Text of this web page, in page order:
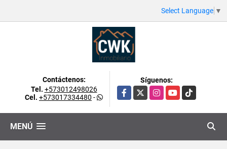
Select Language ▼
Contáctenos:
Tel. +573012498026
Cel. +573017334480 -
Síguenos:
Facebook
X InstagramYouTubeTikTok
MENÚ